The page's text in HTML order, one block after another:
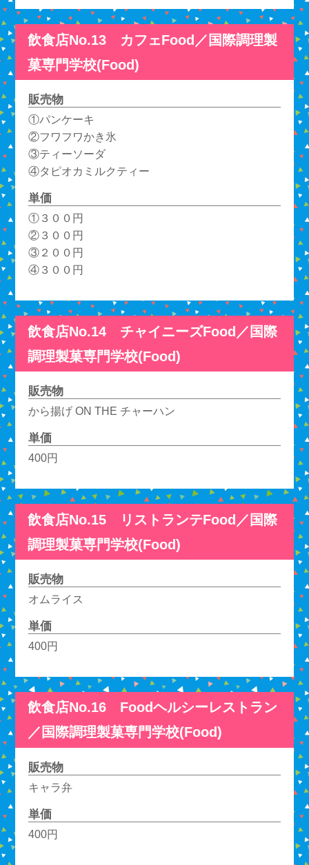
飲食店No.13 カフェFood／国際調理製
菓専門学校(Food)
販売物
①パンケーキ
②フワフワかき氷
③ティーソーダ
④タピオカミルクティー
単価
①３００円
②３００円
③２００円
④３００円
飲食店No.14 チャイニーズFood／国際
調理製菓専門学校(Food)
販売物
から揚げ ON THE チャーハン
単価
400円
飲食店No.15 リストランテFood／国際
調理製菓専門学校(Food)
販売物
オムライス
単価
400円
飲食店No.16 Foodヘルシーレストラン
／国際調理製菓専門学校(Food)
販売物
キャラ弁
単価
400円